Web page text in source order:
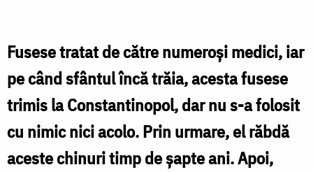
Athonitul
/
Foto:
pemptousia.gr
Fusese tratat de către numeroşi medici, iar
pe când sfântul încă trăia, acesta fusese
trimis la Constantinopol, dar nu s-a folosit
cu nimic nici acolo. Prin urmare, el răbdă
aceste chinuri timp de şapte ani. Apoi,